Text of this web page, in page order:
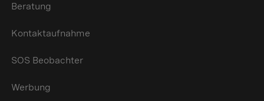
Beratung
Kontaktaufnahme
SOS Beobachter
Werbung